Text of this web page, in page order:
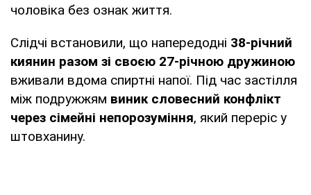
чоловіка без ознак життя.
Слідчі встановили, що напередодні 38-річний
киянин разом зі своєю 27-річною дружиною
вживали вдома спиртні напої. Під час застілля
між подружжям виник словесний конфлікт
через сімейні непорозуміння, який переріс у
штовханину.